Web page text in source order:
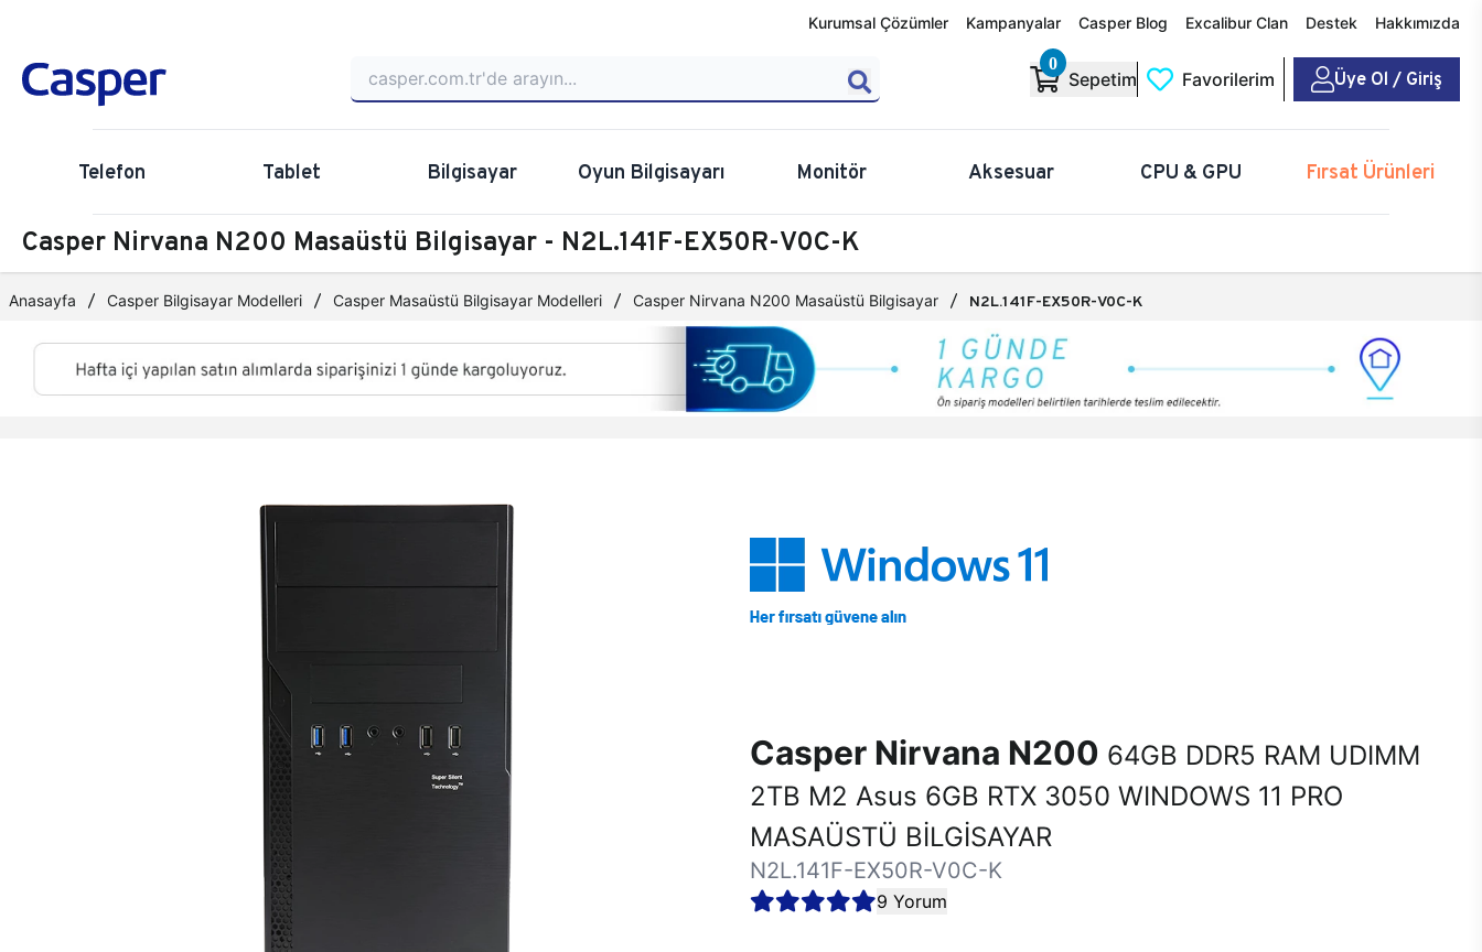
Kurumsal Çözümler Kampanyalar Casper Blog Excalibur Clan Destek Hakkımızda
0
Sepetim Favorilerim Üye Ol / Giriş
Telefon Tablet Bilgisayar Oyun Bilgisayarı Monitör Aksesuar CPU & GPU Fırsat Ürünleri
Casper Nirvana N200 Masaüstü Bilgisayar - N2L.141F-EX50R-V0C-K
Anasayfa Casper Bilgisayar Modelleri Casper Masaüstü Bilgisayar Modelleri Casper Nirvana N200 Masaüstü Bilgisayar N2L.141F-EX50R-V0C-K
Casper Nirvana N200 64GB DDR5 RAM UDIMM
2TB M2 Asus 6GB RTX 3050 WINDOWS 11 PRO
MASAÜSTÜ BİLGİSAYAR
N2L.141F-EX50R-V0C-K
9 Yorum